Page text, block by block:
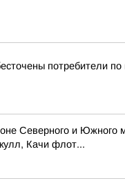
потребители по
Северного и
Качи флот...